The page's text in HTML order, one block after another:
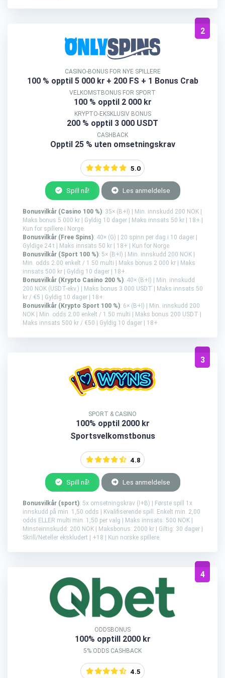
2
CASINO-BONUS FOR NYE SPILLERE
100 % opptil 5 000 kr + 200 FS + 1 Bonus Crab
VELKOMSTBONUS FOR SPORT
100 % opptil 2 000 kr
KRYPTO-EKSKLUSIV BONUS
200 % opptil 3 000 USDT
CASHBACK
Opptil 25 % uten omsetningskrav
5.0
Spill nå! Les anmeldelse
Bonusvilkår (Casino 100 %): 35× (B+I) | Min. innskudd 200 NOK |
Maks bonus 5 000 kr | Gyldig 10 dager | Maks innsats 50 kr | 18+ |
Kun for spillere i Norge.
Bonusvilkår (Free Spins): 40× (G) | 20 spinn per dag i 10 dager |
Gyldige 24 t | Maks innsats 50 kr | 18+ | Kun for Norge.
Bonusvilkår (Sport 100 %): 5× (B+I) | Min. innskudd 200 NOK |
Min. odds 2.00 enkelt / 1.50 multi | Maks bonus 2 000 kr | Maks
innsats 500 kr | Gyldig 10 dager | 18+.
Bonusvilkår (Krypto Casino 200 %): 40× (B+I) | Min. innskudd
200 NOK (USDT-ekv.) | Maks bonus 3 000 USDT | Maks innsats 50
kr / €5 | Gyldig 10 dager | 18+.
Bonusvilkår (Krypto Sport 100 %): 6× (B+I) | Min. innskudd 200
NOK | Min. odds 2.00 enkelt / 1.50 multi | Maks bonus 200 USDT |
Maks innsats 500 kr / €50 | Gyldig 10 dager | 18+.
3
SPORT & CASINO
100% opptil 2000 kr
Sportsvelkomstbonus
4.8
Spill nå! Les anmeldelse
Bonusvilkår (sport): 5x omsetningskrav (I+B) | Første spill 1x
innskudd på min. 1,50 odds | Kvalifiserende spill: Enkelt min. 2,00
odds ELLER multi min. 1,50 per valg | Maks innsats: 500 NOK |
Minsteinnskudd: 200 NOK | Maksbonus: 2000 kr | Giltig: 30 dager |
Skrill/Neteller ekskludert | +18 | Kun norske spillere.
4
ODDSBONUS
100% opptill 2000 kr
5% ODDS CASHBACK
4.5